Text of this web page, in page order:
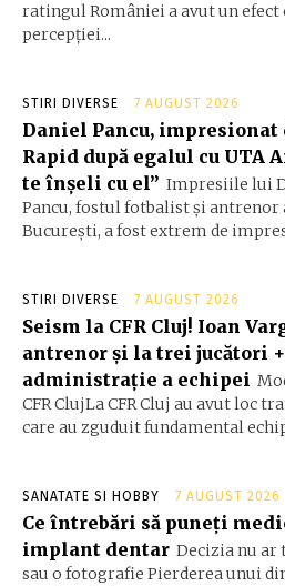
ratingul României a avut un efect
percepției...
STIRI DIVERSE 7 AUGUST 2026
Daniel Pancu,
Rapid după egalul cu UTA
te înșeli cu el” Impresiile lui
Pancu, fostul fotbalist și antrenor
București, a fost extrem de
STIRI DIVERSE 7 AUGUST 2026
Seism la CFR Cluj! Ioan
antrenor și la trei jucători +
administrație a echipei
CFR ClujLa CFR Cluj au avut loc
care au zguduit fundamental
SANATATE SI HOBBY 7 AUGUST 2026
Ce întrebări să puneți
implant dentar Decizia nu ar
sau o fotografie Pierderea unui